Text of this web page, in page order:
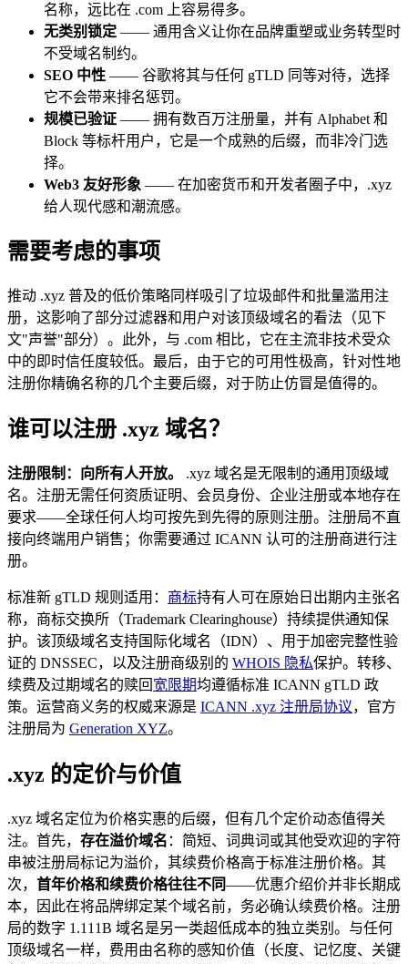
名称，远比在 .com 上容易得多。
无类别锁定 —— 通用含义让你在品牌重塑或业务转型时
不受域名制约。
SEO 中性 —— 谷歌将其与任何 gTLD 同等对待，选择
它不会带来排名惩罚。
规模已验证 —— 拥有数百万注册量，并有 Alphabet 和
Block 等标杆用户，它是一个成熟的后缀，而非冷门选
择。
Web3 友好形象 —— 在加密货币和开发者圈子中，.xyz
给人现代感和潮流感。
需要考虑的事项
推动 .xyz 普及的低价策略同样吸引了垃圾邮件和批量滥用注
册，这影响了部分过滤器和用户对该顶级域名的看法（见下
文"声誉"部分）。此外，与 .com 相比，它在主流非技术受众
中的即时信任度较低。最后，由于它的可用性极高，针对性地
注册你精确名称的几个主要后缀，对于防止仿冒是值得的。
谁可以注册 .xyz 域名？
注册限制：向所有人开放。
.xyz 域名是无限制的通用顶级域
名。注册无需任何资质证明、会员身份、企业注册或本地存在
要求——全球任何人均可按先到先得的原则注册。注册局不直
接向终端用户销售；你需要通过 ICANN 认可的注册商进行注
册。
标准新 gTLD 规则适用： 商标持有人可在原始日出期内主张名
称，商标交换所（Trademark Clearinghouse）持续提供通知保
护。该顶级域名支持国际化域名（IDN）、用于加密完整性验
证的 DNSSEC，以及注册商级别的 WHOIS 隐私保护。转移、
续费及过期域名的赎回 宽限期均遵循标准 ICANN gTLD 政
策。运营商义务的权威来源是 ICANN .xyz 注册局协议，官方
注册局为 Generation XYZ。
.xyz 的定价与价值
.xyz 域名定位为价格实惠的后缀，但有几个定价动态值得关
注。首先， 存在溢价域名 ：简短、词典词或其他受欢迎的字符
串被注册局标记为溢价，其续费价格高于标准注册价格。其
次， 首年价格和续费价格往往不同——优惠介绍价并非长期成
本，因此在将品牌绑定某个域名前，务必确认续费价格。注册
局的数字 1.111B 域名是另一类超低成本的独立类别。与任何
顶级域名一样，费用由名称的感知价值（长度、记忆度、关键